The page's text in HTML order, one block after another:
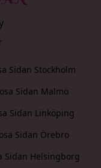
Sidan Stockholm
Sidan Malmö
Sidan Linköping
Sidan Örebro
Sidan Helsingborg